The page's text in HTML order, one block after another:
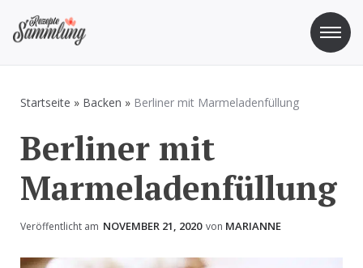
Inhalt
Startseite » Backen » Berliner mit Marmeladenfüllung
Berliner mit
Marmeladenfüllung
Veröffentlicht am NOVEMBER 21, 2020 von MARIANNE